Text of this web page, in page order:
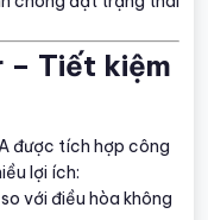
– Tiết kiệm
được tích hợp công
lợi ích:
với điều hòa không